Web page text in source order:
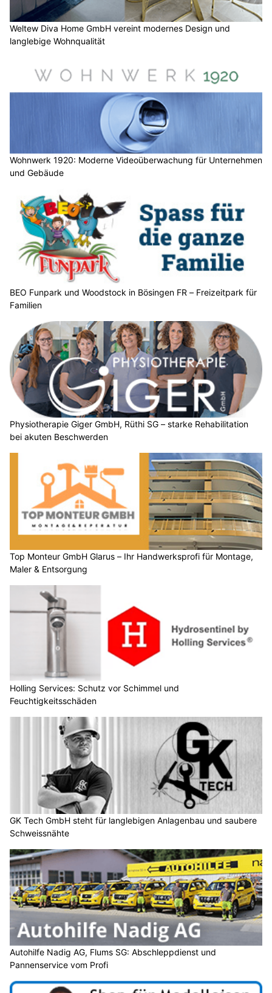
Weltew Diva Home GmbH vereint modernes Design und
langlebige Wohnqualität
Wohnwerk 1920: Moderne Videoüberwachung für Unternehmen
und Gebäude
BEO Funpark und Woodstock in Bösingen FR – Freizeitpark für
Familien
Physiotherapie Giger GmbH, Rüthi SG – starke Rehabilitation
bei akuten Beschwerden
Top Monteur GmbH Glarus – Ihr Handwerksprofi für Montage,
Maler & Entsorgung
Holling Services: Schutz vor Schimmel und
Feuchtigkeitsschäden
GK Tech GmbH steht für langlebigen Anlagenbau und saubere
Schweissnähte
Autohilfe Nadig AG, Flums SG: Abschleppdienst und
Pannenservice vom Profi